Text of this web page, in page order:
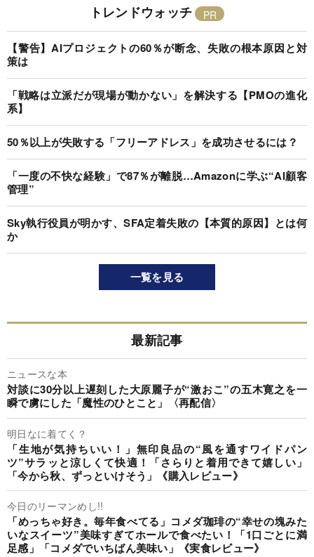
トレンドウォッチ
【警告】AIプロジェクトの60％が断念、失敗の根本原因と対
策は
「戦略は立派だが現場が動かない」を解決する【PMOの進化
系】
50％以上が失敗する「フリーアドレス」を成功させるには？
「一度の不快な経験」で87％が離脱…Amazonに学ぶ“AI顧客
管理”
Sky執行役員が明かす、SFA定着失敗の【本質的原因】とは何
か
一覧を見る
最新記事
ニュースな本
対談に30分以上遅刻した大原麗子が“激おこ”の五木寛之を一
瞬で虜にした「魔性のひとこと」〈再配信〉
明日なに着てく？
「生地が気持ちいい！」無印良品の“風を通すワイドパン
ツ”サラッと涼しくて快適！「さらりと着用できて嬉しい」
「今から秋、ずっといけそう」《購入レビュー》
今日のリーマンめし!!
「めっちゃ好き。毎年食べてる」コメダ珈琲の“幸せの塊みた
いなスイーツ”美味すぎてホールで食べたい！「1口ごとに満
足感」「コメダでいちばん美味い」《実食レビュー》